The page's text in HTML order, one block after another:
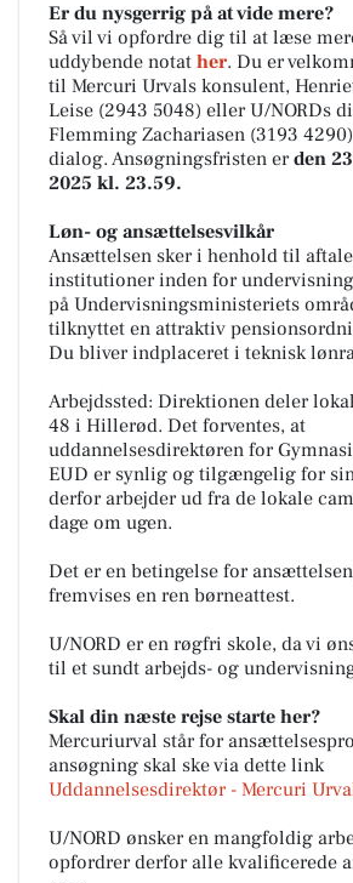
Er du nysgerrig på at vide mere?
Så vil vi opfordre dig til at læse
uddybende notat her. Du er
til Mercuri Urvals konsulent,
Leise (2943 5048) eller U/NORDs
Flemming Zachariasen (3193
dialog. Ansøgningsfristen erden
2025 kl. 23.59.
Løn- og ansættelsesvilkår
Ansættelsen sker i henhold til
institutioner inden for
på Undervisningsministeriets
tilknyttet en attraktiv
Du bliver indplaceret i teknisk
Arbejdssted: Direktionen deler
48 i Hillerød. Det forventes, at
uddannelsesdirektøren for
EUD er synlig og tilgængelig for
derfor arbejder ud fra de lokale
dage om ugen.
Det er en betingelse for
fremvises en ren børneattest.
U/NORD er en røgfri skole, da vi
til et sundt arbejds- og
Skal din næste rejse starte her?
Mercuriurval står for
ansøgning skal ske via dette link
Uddannelsesdirektør - Mercuri
U/NORD ønsker en mangfoldig
opfordrer derfor alle kvalificerede